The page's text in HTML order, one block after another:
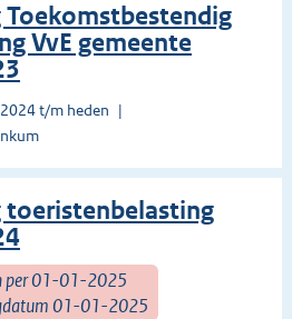
Toekomstbestendig
VvE gemeente
t/m heden
toeristenbelasting
per 01-01-2025
01-01-2025